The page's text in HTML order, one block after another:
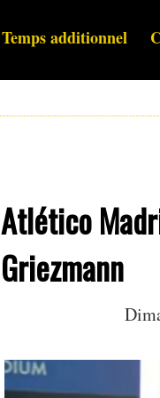
Temps additionnel
Atlético
Griezmann